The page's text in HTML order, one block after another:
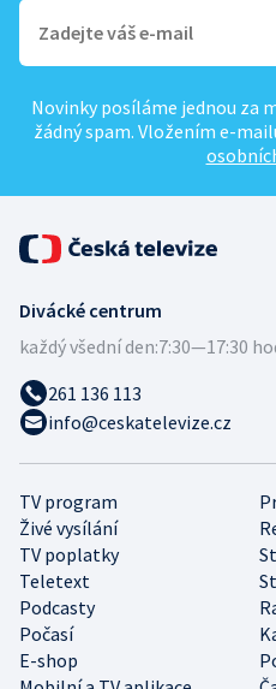
Novinky posíláme jednou za
žádný spam. Vložením e-